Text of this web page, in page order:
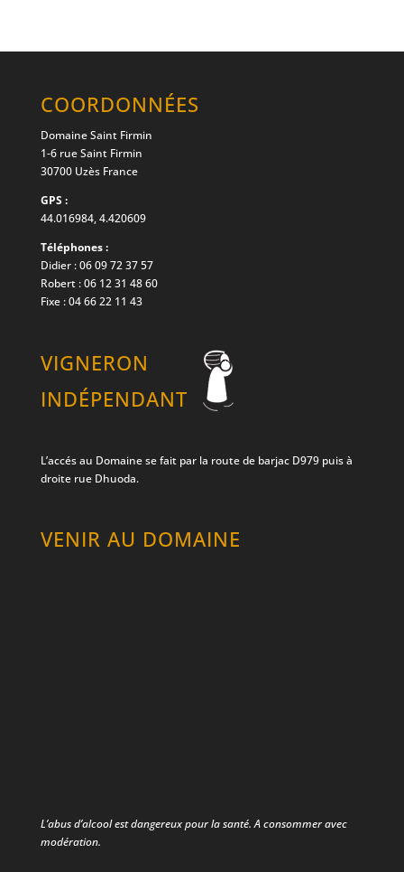
COORDONNÉES
Domaine Saint Firmin
1-6 rue Saint Firmin
30700 Uzès France
GPS :
44.016984, 4.420609
Téléphones :
Didier : 06 09 72 37 57
Robert : 06 12 31 48 60
Fixe : 04 66 22 11 43
VIGNERON
INDÉPENDANT
L’accés au Domaine se fait par la route de barjac D979 puis à
droite rue Dhuoda.
VENIR AU DOMAINE
L’abus d’alcool est dangereux pour la santé.A consommer avec
modération.